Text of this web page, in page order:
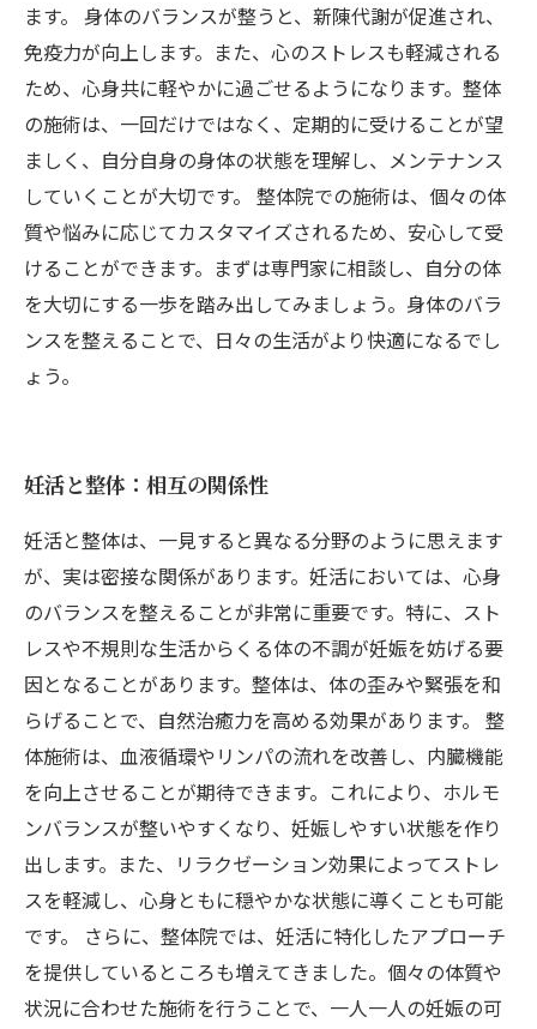
ます。 身体のバランスが整うと、新陳代謝が促進され、
免疫力が向上します。また、心のストレスも軽減される
ため、心身共に軽やかに過ごせるようになります。整体
の施術は、一回だけではなく、定期的に受けることが望
ましく、自分自身の身体の状態を理解し、メンテナンス
していくことが大切です。 整体院での施術は、個々の体
質や悩みに応じてカスタマイズされるため、安心して受
けることができます。まずは専門家に相談し、自分の体
を大切にする一歩を踏み出してみましょう。身体のバラ
ンスを整えることで、日々の生活がより快適になるでし
ょう。
妊活と整体：相互の関係性
妊活と整体は、一見すると異なる分野のように思えます
が、実は密接な関係があります。妊活においては、心身
のバランスを整えることが非常に重要です。特に、スト
レスや不規則な生活からくる体の不調が妊娠を妨げる要
因となることがあります。整体は、体の歪みや緊張を和
らげることで、自然治癒力を高める効果があります。 整
体施術は、血液循環やリンパの流れを改善し、内臓機能
を向上させることが期待できます。これにより、ホルモ
ンバランスが整いやすくなり、妊娠しやすい状態を作り
出します。また、リラクゼーション効果によってストレ
スを軽減し、心身ともに穏やかな状態に導くことも可能
です。 さらに、整体院では、妊活に特化したアプローチ
を提供しているところも増えてきました。個々の体質や
状況に合わせた施術を行うことで、一人一人の妊娠の可